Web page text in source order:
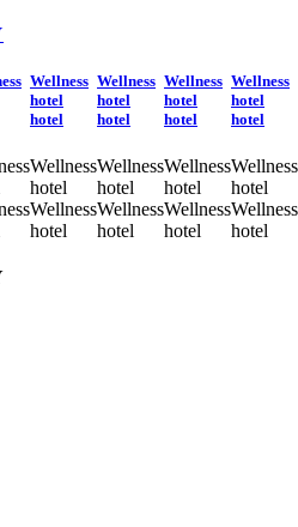
Wellness
hotel
hotel
Wellness
hotel
Wellness
hotel
Wellness
hotel
hotel
Wellness
hotel
Wellness
hotel
Wellness
hotel
hotel
Wellness
hotel
Wellness
hotel
Wellness
hotel
hotel
Wellness
hotel
Wellness
hotel